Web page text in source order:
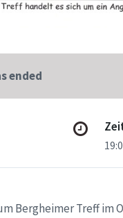
ended
Bergheimer Treff im